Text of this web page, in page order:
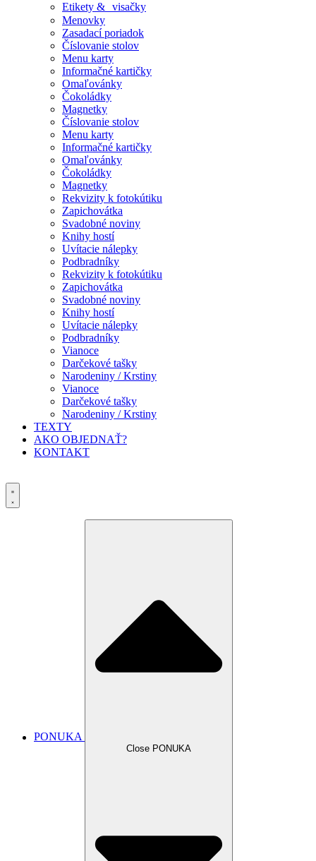
Etikety & visačky
Menovky
Zasadací poriadok
Číslovanie stolov
Menu karty
Informačné kartičky
Omaľovánky
Čokoládky
Magnetky
Číslovanie stolov
Menu karty
Informačné kartičky
Omaľovánky
Čokoládky
Magnetky
Rekvizity k fotokútiku
Zapichovátka
Svadobné noviny
Knihy hostí
Uvítacie nálepky
Podbradníky
Rekvizity k fotokútiku
Zapichovátka
Svadobné noviny
Knihy hostí
Uvítacie nálepky
Podbradníky
Vianoce
Darčekové tašky
Narodeniny / Krstiny
Vianoce
Darčekové tašky
Narodeniny / Krstiny
TEXTY
AKO OBJEDNAŤ?
KONTAKT
PONUKA
Close PONUKA